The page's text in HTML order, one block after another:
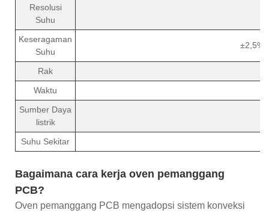
Resolusi
Suhu
Keseragaman
Suhu
±2,5%
Rak
Waktu
Sumber Daya
listrik
Suhu Sekitar
Bagaimana cara kerja oven pemanggang
PCB?
Oven pemanggang PCB mengadopsi sistem konveksi